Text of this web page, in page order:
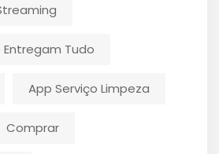
Tudo
App Serviço Limpeza
Comprar